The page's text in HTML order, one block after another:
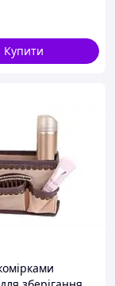
TL141271
Купити